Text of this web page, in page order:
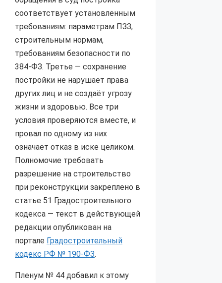
соответствует установленным
требованиям: параметрам ПЗЗ,
строительным нормам,
требованиям безопасности по
384-ФЗ. Третье — сохранение
постройки не нарушает права
других лиц и не создаёт угрозу
жизни и здоровью. Все три
условия проверяются вместе, и
провал по одному из них
означает отказ в иске целиком.
Полномочие требовать
разрешение на строительство
при реконструкции закреплено в
статье 51 Градостроительного
кодекса — текст в действующей
редакции опубликован на
портале Градостроительный
кодекс РФ № 190-ФЗ.
Пленум № 44 добавил к этому